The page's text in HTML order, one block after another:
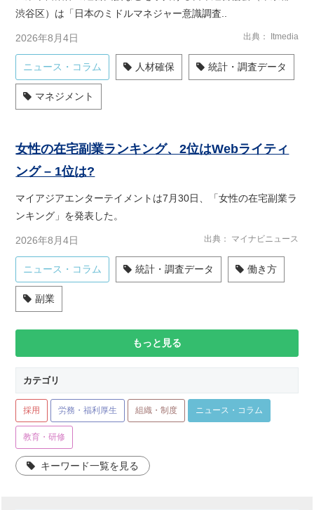
渋谷区）は「日本のミドルマネジャー意識調査..
2026年8月4日 出典 Itmedia
ニュース・コラム 人材確保 統計・調査データ
マネジメント
女性の在宅副業ランキング、2位はWebライティ
ング – 1位は?
マイアジアエンターテイメントは7月30日、「女性の在宅副業ラ
ンキング」を発表した。
2026年8月4日 出典 マイナビニュース
ニュース・コラム 統計・調査データ 働き方
副業
もっと見る
カテゴリ
採用 労務・福利厚生 組織・制度 ニュース・コラム
教育・研修
キーワード一覧を見る